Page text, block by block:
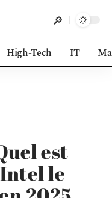
High-Tech IT
est
le